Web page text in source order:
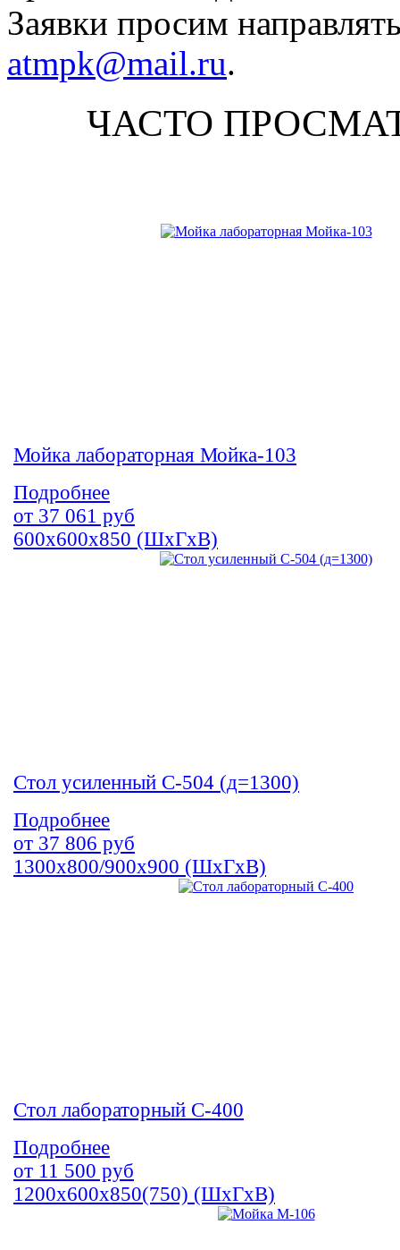
Заявки просим
atmpk@mail.ru.
ЧАСТО
Мойка лабораторная Мойка-103
Подробнее
от 37 061 руб
600х600х850 (ШхГхВ)
Стол усиленный С-504 (д=1300)
Подробнее
от 37 806 руб
1300х800/900х900 (ШхГхВ)
Стол лабораторный С-400
Подробнее
от 11 500 руб
1200х600х850(750) (ШхГхВ)